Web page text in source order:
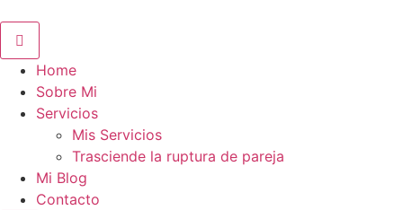
Home
Sobre Mi
Servicios
Mis Servicios
Trasciende la ruptura de pareja
Mi Blog
Contacto